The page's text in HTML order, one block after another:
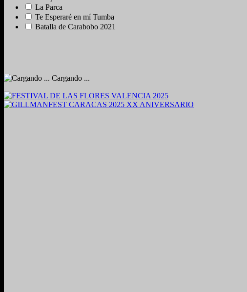
La Parca
Te Esperaré en mí Tumba
Batalla de Carabobo 2021
Cargando ...